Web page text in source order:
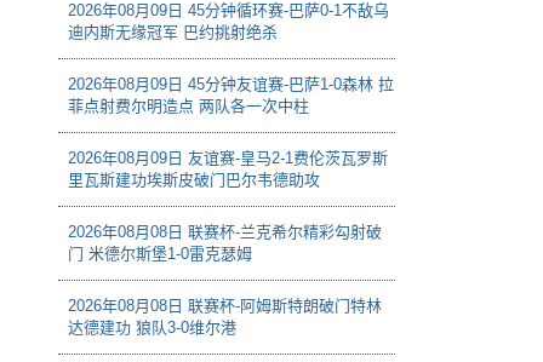
2026年08月09日 45分钟循环赛-巴萨0-1不敌乌
迪内斯无缘冠军 巴约挑射绝杀
2026年08月09日 45分钟友谊赛-巴萨1-0森林 拉
菲点射费尔明造点 两队各一次中柱
2026年08月09日 友谊赛-皇马2-1费伦茨瓦罗斯
里瓦斯建功埃斯皮破门巴尔韦德助攻
2026年08月08日 联赛杯-兰克希尔精彩勾射破
门 米德尔斯堡1-0雷克瑟姆
2026年08月08日 联赛杯-阿姆斯特朗破门特林
达德建功 狼队3-0维尔港